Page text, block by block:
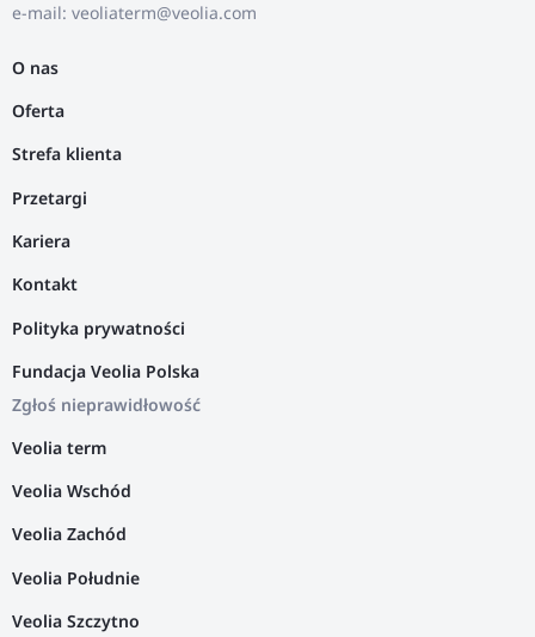
e-mail: veoliaterm@veolia.com
O nas
Oferta
Strefa klienta
Przetargi
Kariera
Kontakt
Polityka prywatności
Fundacja Veolia Polska
Zgłoś nieprawidłowość
Veolia term
Veolia Wschód
Veolia Zachód
Veolia Południe
Veolia Szczytno